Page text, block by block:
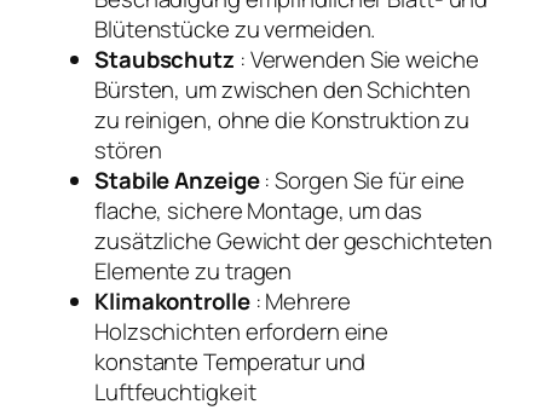
Blütenstücke zu vermeiden.
Staubschutz : Verwenden Sie weiche
Bürsten, um zwischen den Schichten
zu reinigen, ohne die Konstruktion zu
stören
Stabile Anzeige: Sorgen Sie für eine
flache, sichere Montage, um das
zusätzliche Gewicht der geschichteten
Elemente zu tragen
Klimakontrolle: Mehrere
Holzschichten erfordern eine
konstante Temperatur und
Luftfeuchtigkeit